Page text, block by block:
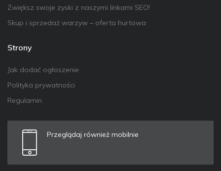
Zwiększ swoje zyski z naszymi linkami SEO!
Skup i sprzedaż warzyw – oferta hurtowa
Strony
Jak dodać ogłoszenie
Polityka prywatności
Regulamin
Przeglądaj również mobilnie